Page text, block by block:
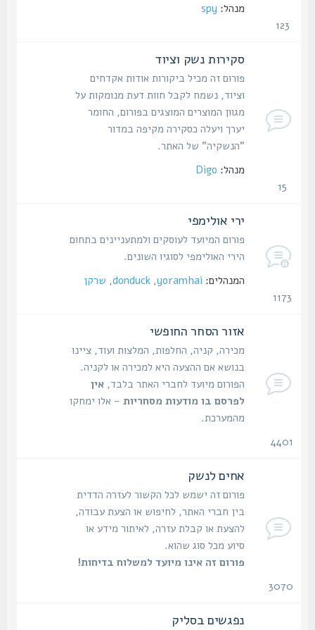
מנהל: spy
סקירות נשק וציוד
פורום זה מכיל ביקורות אודות אקדחים
וציוד, נשמח לקבל חוות דעת מנומקות על
מגוון המוצרים המוצגים בפורום, החומר
יערך ויעלה כסקירה מקיפה במדור
"הנשקיה" של האתר.
מנהל: Digo
ירי אולימפי
פורום המיועד לעוסקים ולמתעניינים בתחום
הירי האולימפי לסוגיו השונים.
המנהלים: yoramhai
,
donduck
,שרקן
אזור הסחר החופשי
מכירה, קניה, החלפות, המלצות ועוד, ציינו
בנושא אם ההצעה היא למכירה או לקניה.
הפורום מיועד לחברי האתר בלבד,אין
לפרסם בו מודעות מסחריות- אלו ימחקו
מהמערכת.
אחים לנשק
פורום זה ישמש לכל הקשור לעזרה הדדית
בין חברי האתר, לחיפוש או הצעת עבודה,
להצעת או קבלת עזרה, לאיתור מידע או
סיוע מכל סוג שהוא.
פורום זה אינו מיועד למשלוח בדיחות!
3070
נפגשים בסליק